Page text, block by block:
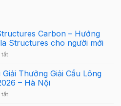
Carbon – Hướng
Structures cho người mới
tắtở
Tekla
Structures
Carbon
–
Thưởng Giải Cầu Lông
– Hà Nội
tắtở